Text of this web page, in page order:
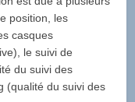
position, les
casques
le suivi de
du suivi des
(qualité du suivi des